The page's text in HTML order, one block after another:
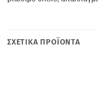
ΣΧΕΤΙΚΆ ΠΡΟΪΌΝΤΑ